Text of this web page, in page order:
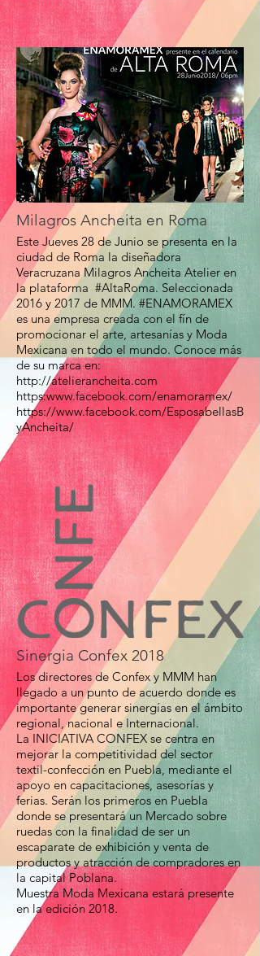
Milagros Ancheita en Roma
Este Jueves 28 de Junio se presenta en la
ciudad de Roma la diseñadora
Veracruzana Milagros Ancheita Atelier​ en
la plataforma #AltaRoma. Seleccionada
2016 y 2017 de MMM. #ENAMORAMEX
es una empresa creada con el fín de
promocionar el arte, artesanías y Moda
Mexicana en todo el mundo. Conoce más
de su marca en:
http://atelierancheita.com
https:www.facebook.com/enamoramex/
https://www.facebook.com/EsposabellasB
yAncheita/
Sinergia Confex 2018
Los directores de Confex y MMM han
llegado a un punto de acuerdo donde es
importante generar sinergías en el ámbito
regional, nacional e Internacional.
La INICIATIVA CONFEX se centra en
mejorar la competitividad del sector
textil-confección en Puebla, mediante el
apoyo en capacitaciones, asesorías y
ferias. Serán los primeros en Puebla
donde se presentará un Mercado sobre
ruedas con la finalidad de ser un
escaparate de exhibición y venta de
productos y atracción de compradores en
la capital Poblana.
Muestra Moda Mexicana estará presente
en la edición 2018.